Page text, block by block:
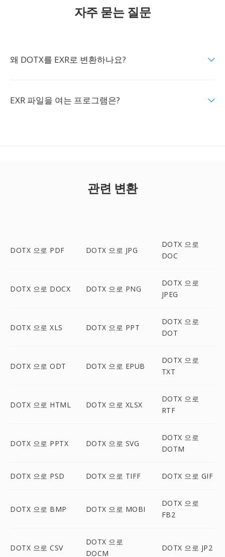
자주 묻는 질문
왜 DOTX를 EXR로 변환하나요?
EXR 파일을 여는 프로그램은?
관련 변환
DOTX 으로 PDF DOTX 으로 JPG
DOTX 으로
DOC
DOTX 으로 DOCX DOTX 으로 PNG
DOTX 으로
JPEG
DOTX 으로 XLS DOTX 으로 PPT
DOTX 으로
DOT
DOTX 으로 ODT DOTX 으로 EPUB
DOTX 으로
TXT
DOTX 으로 HTML DOTX 으로 XLSX
DOTX 으로
RTF
DOTX 으로 PPTX DOTX 으로 SVG
DOTX 으로
DOTM
DOTX 으로 PSD DOTX 으로 TIFF DOTX 으로 GIF
DOTX 으로 BMP DOTX 으로 MOBI
DOTX 으로
FB2
DOTX 으로 CSV
DOTX 으로
DOCM
DOTX 으로 JP2